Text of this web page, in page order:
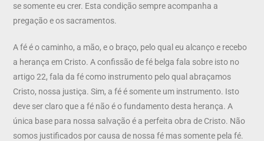
se somente eu crer. Esta condição sempre acompanha a
pregação e os sacramentos.
A fé é o caminho, a mão, e o braço, pelo qual eu alcanço e recebo
a herança em Cristo. A confissão de fé belga fala sobre isto no
artigo 22, fala da fé como instrumento pelo qual abraçamos
Cristo, nossa justiça. Sim, a fé é somente um instrumento. Isto
deve ser claro que a fé não é o fundamento desta herança. A
única base para nossa salvação é a perfeita obra de Cristo. Não
somos justificados por causa de nossa fé mas somente pela fé.